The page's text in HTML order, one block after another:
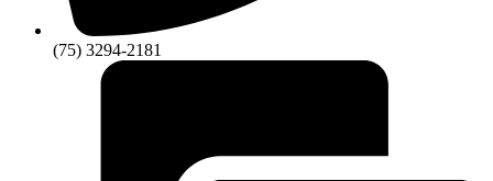
(75) 3294-2181